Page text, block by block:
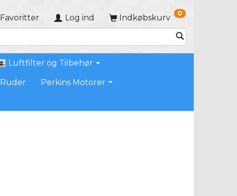
Indkøbskurv 0
Favoritter Log ind
Luftfilter og Tilbehør
Ruder Perkins Motorer